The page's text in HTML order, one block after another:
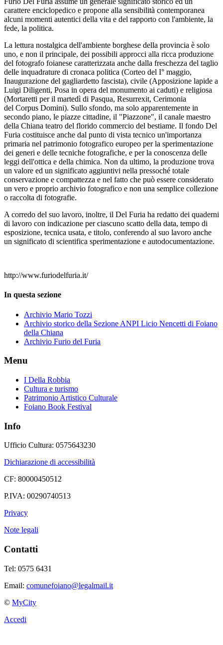
carattere enciclopedico e propone alla sensibilità contemporanea
alcuni momenti autentici della vita e del rapporto con l'ambiente, la
fede, la politica.
La lettura nostalgica dell'ambiente borghese della provincia è solo
uno, e non il principale, dei possibili approcci alla ricca produzione
del fotografo foianese caratterizzata anche dalla freschezza del taglio
delle inquadrature di cronaca politica (Corteo del I° maggio,
Inaugurazione del gagliardetto fascista), civile (Apposizione lapide a
Luigi Diligenti, Posa in opera del monumento ai caduti) e religiosa
(Mortaretti per il martedì di Pasqua, Resurrexit, Cerimonia
del Corpus Domini). Sullo sfondo, ma solo apparentemente in
secondo piano, le piazze cittadine, il "Piazzone", il canale maestro
della Chiana teatro del florido commercio del bestiame. Il fondo Del
Furia costituisce anche dal punto di vista tecnico un'importanza
primaria nel patrimonio fotografico europeo per la sperimentazione
dei generi e delle tecniche fotografiche, e per la conoscenza delle
leggi dell'ottica e della chimica. Non da ultimo, la produzione trova
un valore ed un significato aggiuntivi nella pressoché totale
conservazione e compattezza e nel fatto che può essere considerato
un vero e proprio archivio fotografico e non una semplice collezione
o raccolta di fotografie.
A corredo del suo lavoro, inoltre, il Del Furia ha redatto dei quaderni
di lavoro con indicazione per ciascuno scatto della data, tempo di
esposizione, tecnica usata, e titolo, conferendo al suo lavoro anche
un significato di scientifica sperimentazione e autodocumentazione.
http://www.furiodelfuria.it/
In questa sezione
Archivio Mario Tozzi
Archivio storico della Sezione ANPI Licio Nencetti di Foiano
della Chiana
Archivio Furio del Furia
Menu
I Della Robbia
Cultura e turismo
Patrimonio Artistico Culturale
Foiano Book Festival
Info
Ufficio Cultura: 0575643230
Dichiarazione di accessibilità
CF: 80000450512
P.IVA: 00290740513
Privacy
Note legali
Contatti
Tel: 0575 6431
Email: comunefoiano@legalmail.it
© MyCity
Accedi